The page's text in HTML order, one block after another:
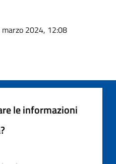
marzo 2024, 12:08
le informazioni